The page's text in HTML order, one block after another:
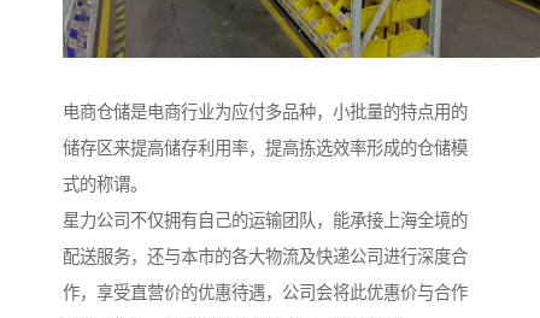
电商仓储是电商行业为应付多品种，小批量的特点用的
储存区来提高储存利用率，提高拣选效率形成的仓储模
式的称谓。
星力公司不仅拥有自己的运输团队，能承接上海全境的
配送服务，还与本市的各大物流及快递公司进行深度合
作，享受直营价的优惠待遇，公司会将此优惠价与合作